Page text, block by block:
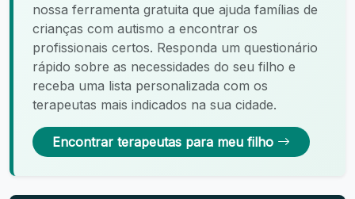
nossa ferramenta gratuita que ajuda famílias de
crianças com autismo a encontrar os
profissionais certos. Responda um questionário
rápido sobre as necessidades do seu filho e
receba uma lista personalizada com os
terapeutas mais indicados na sua cidade.
Encontrar terapeutas para meu filho